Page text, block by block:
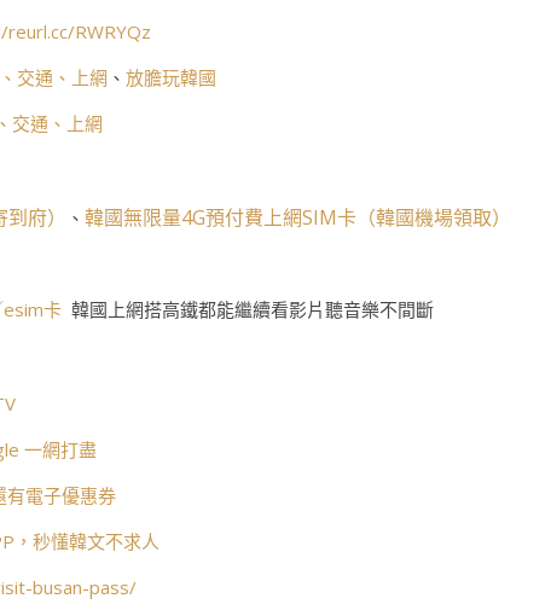
RWRYQz
交通、上網 、 放膽玩韓國
交通、上網
府） 、 韓國無限量4G預付費上網SIM卡（韓國機場領取）
卡 韓國上網搭高鐵都能繼續看影片聽音樂不間斷
一網打盡
有電子優惠券
，秒懂韓文不求人
busan-pass/